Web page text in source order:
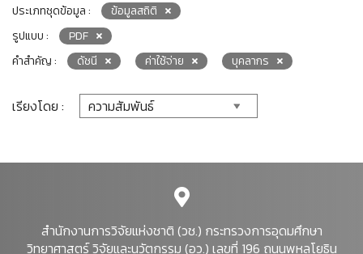
ประเภทชุดข้อมูล :
ข้อมูลสถิติ
รูปแบบ :
PDF
คำสำคัญ :
ดัชนี ค่าใช้จ่าย บุคลากร
เรียงโดย :
สำนักงานการวิจัยแห่งชาติ (วช.) กระทรวงการอุดมศึกษา
วิทยาศาสตร์ วิจัยและนวัตกรรม (อว.) เลขที่ 196 ถนนพหลโยธิน